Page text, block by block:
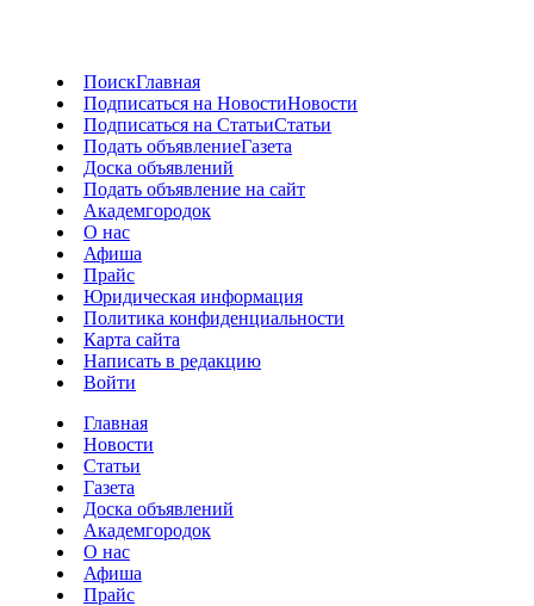
ПоискГлавная
Подписаться на НовостиНовости
Подписаться на СтатьиСтатьи
Подать объявлениеГазета
Доска объявлений
Подать объявление на сайт
Академгородок
О нас
Афиша
Прайс
Юридическая информация
Политика конфиденциальности
Карта сайта
Написать в редакцию
Войти
Главная
Новости
Статьи
Газета
Доска объявлений
Академгородок
О нас
Афиша
Прайс